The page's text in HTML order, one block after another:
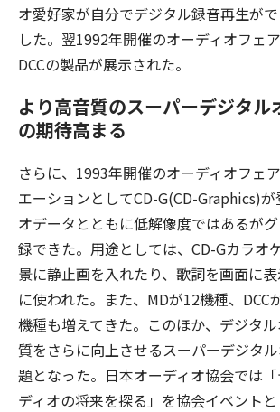
オ愛好家が自分でデジタル録音再生が
した。翌1992年開催のオーディオフェア
DCCの製品が展示された。
より高音質のスーパーデジタル
の期待高まる
さらに、1993年開催のオーディオフェ
エーションとしてCD-G(CD-Graphics)が
オデータとともに低解像度ではあるが
録できた。用途としては、CD-Gカラオ
景に静止画を入れたり、歌詞を画面に
に使われた。また、MDが12機種、DCC
機種も増えてきた。このほか、デジタ
質をさらに向上させるスーパーデジタ
題となった。日本オーディオ協会では
ディオの将来を探る」を協会イベント